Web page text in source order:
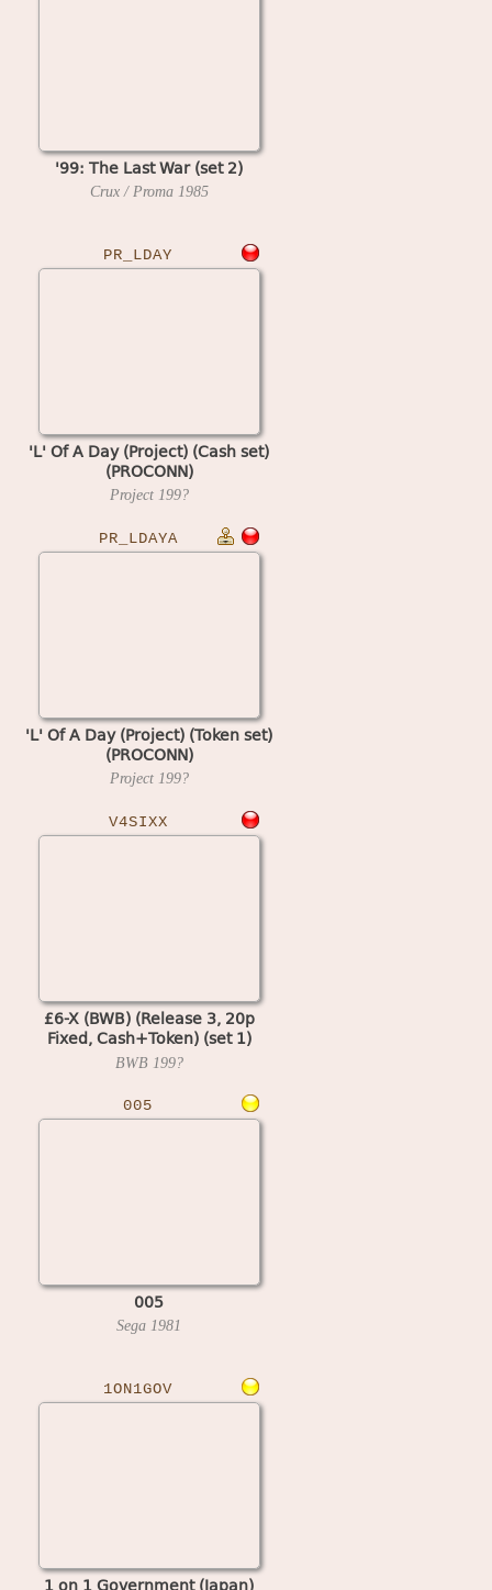
'99: The Last War (set 2)
Crux / Proma 1985
PR_LDAY
'L' Of A Day (Project) (Cash set)
(PROCONN)
Project 199?
PR_LDAYA
'L' Of A Day (Project) (Token set)
(PROCONN)
Project 199?
V4SIXX
£6-X (BWB) (Release 3, 20p
Fixed, Cash+Token) (set 1)
(MPU4 Video)
BWB 199?
005
005
Sega 1981
1ON1GOV
1 on 1 Government (Japan)